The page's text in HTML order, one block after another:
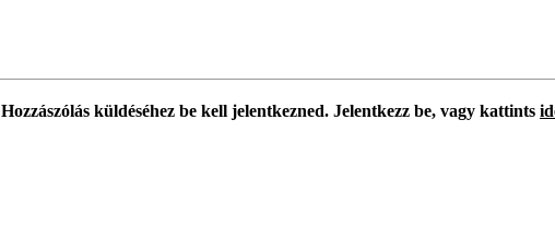
Hozzászólás küldéséhez be kell jelentkezned. Jelentkezz be, vagy kattints